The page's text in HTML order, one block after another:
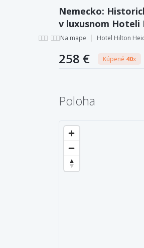
Nemecko:
v luxusnom Hoteli
formou bufetu a
Na mape Hotel Hilton
258 € Kúpené 40x
Poloha